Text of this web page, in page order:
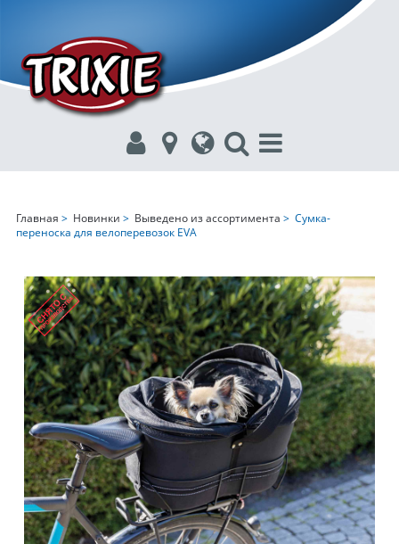
Главная > Новинки > Выведено из ассортимента > Сумка-
переноска для велоперевозок EVA